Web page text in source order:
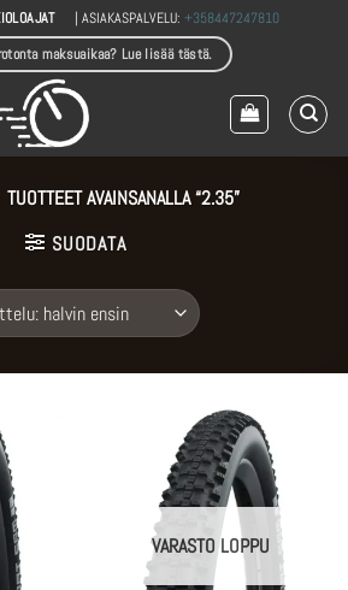
| ASIAKASPALVELU:+358447247810
maksuaikaa? Lue lisää tästä.
TUOTTEET AVAINSANALLA “2.35”
SUODATA
VARASTO LOPPU